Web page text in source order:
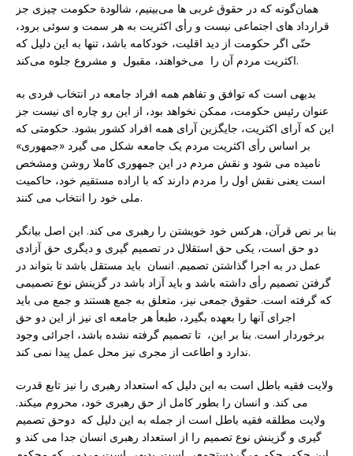
همان‌گونه که در حقوق غربی ها می‌بینیم، شالودة حکومت چیزی جز
قرارداد های اجتماعی نیست و رأی اکثریت به هر سمت و سوئی برود،
حتّی اگر حکومت از دید اقلیت، خودکامه باشد، تنها به این دلیل که
اکثریت مردم آن را می‌خواهند، مقبول و مشروع جلوه می‌کند.
بدیهى است که توافق و تفاهم همه افراد جامعه در انتخاب فردى به
عنوان رئیس حکومت، ممکن نخواهد بود، از این رو چاره اى نیست جز
این که آراى اکثریت، جایگزین آراى همه افراد کشور بشود. حکومتى که
بر اساس رأى اکثریت مردم یک جامعه شکل مى گیرد «جمهورى»
نامیده مى شود و نقش مردم در این جمهوری کاملا روشن ومشخص
است یعنی نقش اول را مردم دارند که با اراده مستقیم خود، حاکمیت
ملی خود را انتخاب می کنند.
بنا بر نص قرآن، هرکس خود خویشتن را رهبری می کند. این اصل بیانگر
دو حق است، یکی حق استقلال در تصمیم گیری و دیگری حق آزادی
عمل در به اجرا گذاشتن تصمیم. انسان باید مستقل باشد تا بتواند در
گرفتن تصمیم رأی داشته باشد و باید آزاد باشد در گزینش نوع تصمیمی
که گرفته است. حقوق جمعی نیز، متعلق به جمع هستند و جمع می باید
اجرای آنها را بعهده بگیرد، طبعأ هر جامعه ای نیز از این دو حق
برخوردار است. بنا بر این، تا تصمیم گرفته نشده باشد، اجرائی وجود
ندارد و اطاعت از مجری نیز محل عمل پیدا نمی کند.
ولایت فقیه باطل است به این دلیل که استعداد رهبری را نیز تابع قدرت
می کند. و انسان را بطور کامل از حق رهبری خود، محروم میکند.
ولایت مطلقه فقیه باطل است از جمله به این دلیل که دوحق تصمیم
گیری و گزینش نوع تصمیم را از استعداد رهبری انسان جدا می کند و